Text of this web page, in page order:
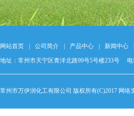
网站首页 公司简介 产品中心 新闻中心
地址：常州市天宁区青洋北路99号5号楼233号 电
常州市万伊润化工有限公司 版权所有(C)2017 网络